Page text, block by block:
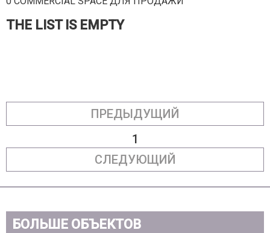
THE LIST IS EMPTY
ПРЕДЫДУЩИЙ
1
СЛЕДУЮЩИЙ
БОЛЬШЕ ОБЪЕКТОВ